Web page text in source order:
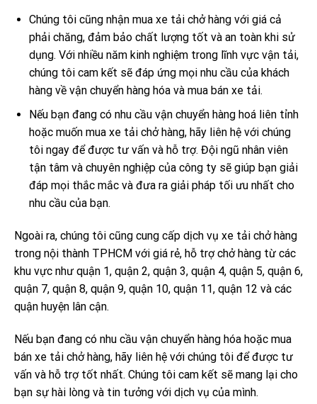
Chúng tôi cũng nhận mua xe tải chở hàng với giá cả
phải chăng, đảm bảo chất lượng tốt và an toàn khi sử
dụng. Với nhiều năm kinh nghiệm trong lĩnh vực vận tải,
chúng tôi cam kết sẽ đáp ứng mọi nhu cầu của khách
hàng về vận chuyển hàng hóa và mua bán xe tải.
Nếu bạn đang có nhu cầu vận chuyển hàng hoá liên tỉnh
hoặc muốn mua xe tải chở hàng, hãy liên hệ với chúng
tôi ngay để được tư vấn và hỗ trợ. Đội ngũ nhân viên
tận tâm và chuyên nghiệp của công ty sẽ giúp bạn giải
đáp mọi thắc mắc và đưa ra giải pháp tối ưu nhất cho
nhu cầu của bạn.
Ngoài ra, chúng tôi cũng cung cấp dịch vụ xe tải chở hàng
trong nội thành TPHCM với giá rẻ, hỗ trợ chở hàng từ các
khu vực như quận 1, quận 2, quận 3, quận 4, quận 5, quận 6,
quận 7, quận 8, quận 9, quận 10, quận 11, quận 12 và các
quận huyện lân cận.
Nếu bạn đang có nhu cầu vận chuyển hàng hóa hoặc mua
bán xe tải chở hàng, hãy liên hệ với chúng tôi để được tư
vấn và hỗ trợ tốt nhất. Chúng tôi cam kết sẽ mang lại cho
bạn sự hài lòng và tin tưởng với dịch vụ của mình.